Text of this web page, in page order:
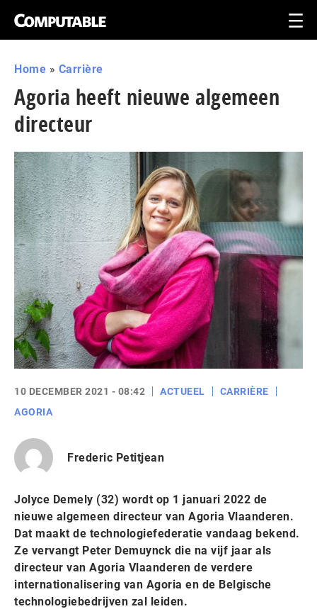
Home » Carrière
Agoria heeft nieuwe algemeen
directeur
10 DECEMBER 2021 - 08:42 ACTUEEL
CARRIÈRE
AGORIA
Frederic Petitjean
Jolyce Demely (32) wordt op 1 januari 2022 de
nieuwe algemeen directeur van Agoria Vlaanderen.
Dat maakt de technologiefederatie vandaag bekend.
Ze vervangt Peter Demuynck die na vijf jaar als
directeur van Agoria Vlaanderen de verdere
internationalisering van Agoria en de Belgische
technologiebedrijven zal leiden.